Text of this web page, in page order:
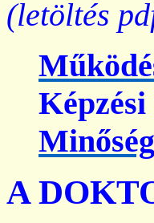
(letöltés
A